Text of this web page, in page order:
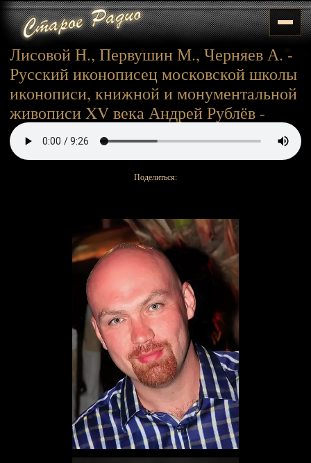
Лисовой Н., Первушин М., Черняев А. -
Русский иконописец московской школы
иконописи, книжной и монументальной
живописи XV века Андрей Рублёв -
Поделиться: